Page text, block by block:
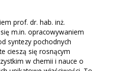
prof. dr. hab. inż.
m.in. opracowywaniem
syntezy pochodnych
cieszą się rosnącym
w chemii i nauce o